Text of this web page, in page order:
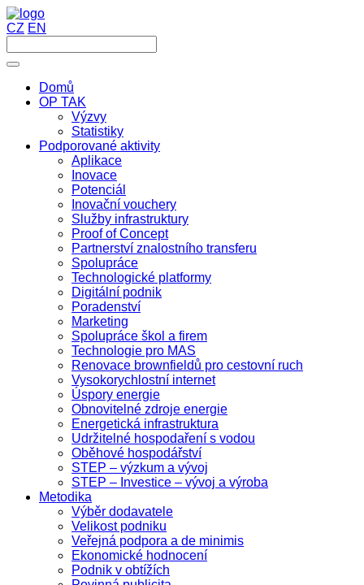
CZ EN
Domů
OP TAK
Výzvy
Statistiky
Podporované aktivity
Aplikace
Inovace
Potenciál
Inovační vouchery
Služby infrastruktury
Proof of Concept
Partnerství znalostního transferu
Spolupráce
Technologické platformy
Digitální podnik
Poradenství
Marketing
Spolupráce škol a firem
Technologie pro MAS
Renovace brownfieldů pro cestovní ruch
Vysokorychlostní internet
Úspory energie
Obnovitelné zdroje energie
Energetická infrastruktura
Udržitelné hospodaření s vodou
Oběhové hospodářství
STEP – výzkum a vývoj
STEP – Investice – vývoj a výroba
Metodika
Výběr dodavatele
Velikost podniku
Veřejná podpora a de minimis
Ekonomické hodnocení
Podnik v obtížích